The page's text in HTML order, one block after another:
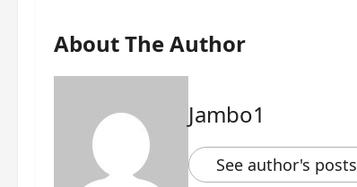
About The Author
Jambo1
See author's posts